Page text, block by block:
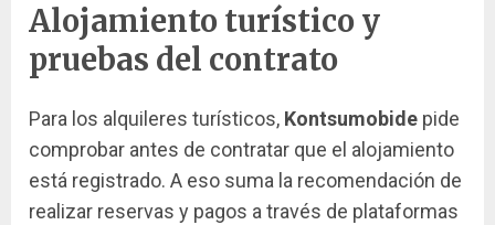
Alojamiento turístico y
pruebas del contrato
Para los alquileres turísticos, Kontsumobide pide
comprobar antes de contratar que el alojamiento
está registrado. A eso suma la recomendación de
realizar reservas y pagos a través de plataformas